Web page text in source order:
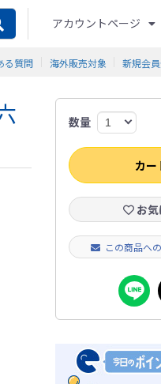
アカウントページ
る質問 海外販売対象 新規会員
数量
カー
お
この商品へ